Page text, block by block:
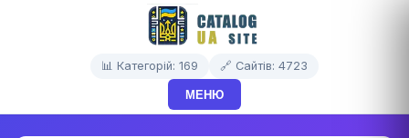
📊 Категорій: 169 🔗 Сайтів: 4723
МЕНЮ